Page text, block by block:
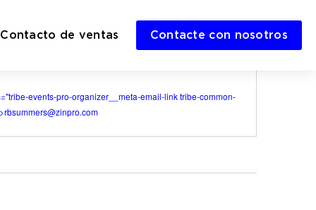
Contacto de ventas Contacte con nosotros
events-pro-organizer__meta-email-link tribe-common-
rbsummers@zinpro.com